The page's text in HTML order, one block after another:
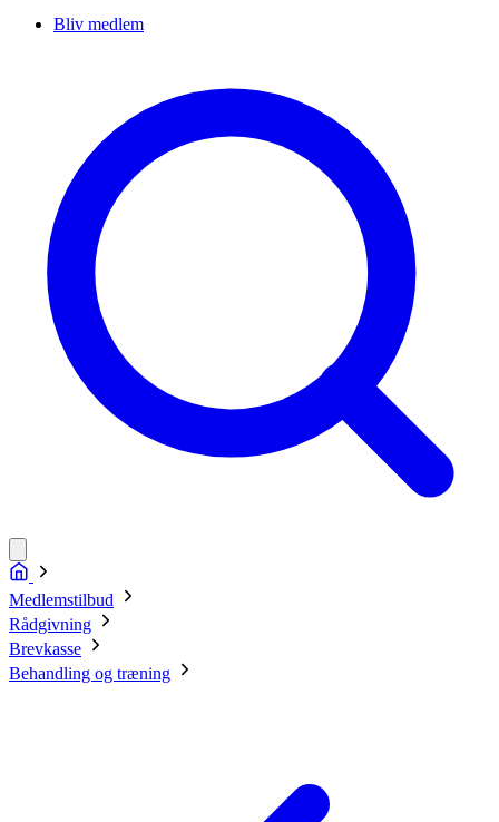
Bliv medlem
Medlemstilbud
Rådgivning
Brevkasse
Behandling og træning